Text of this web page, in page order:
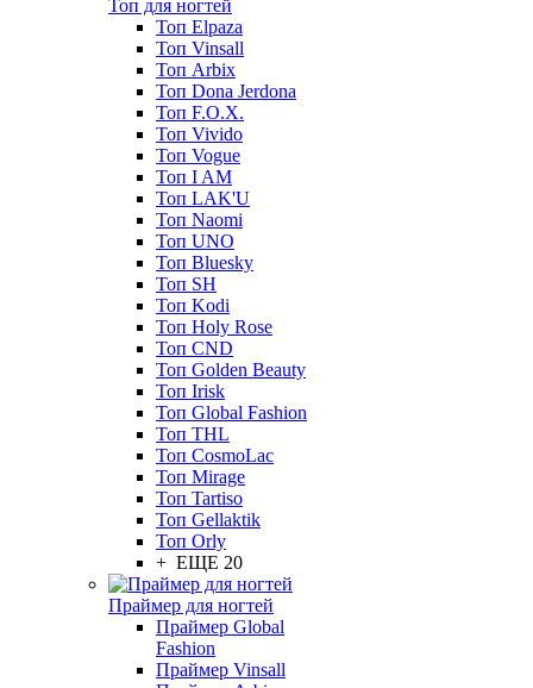
Топ для ногтей
Топ Elpaza
Топ Vinsall
Топ Arbix
Топ Dona Jerdona
Топ F.O.X.
Топ Vivido
Топ Vogue
Топ I AM
Топ LAK'U
Топ Naomi
Топ UNO
Топ Bluesky
Топ SH
Топ Kodi
Топ Holy Rose
Топ CND
Топ Golden Beauty
Топ Irisk
Топ Global Fashion
Топ THL
Топ CosmoLac
Топ Mirage
Топ Tartiso
Топ Gellaktik
Топ Orly
+ ЕЩЕ 20
Праймер для ногтей
Праймер Global
Fashion
Праймер Vinsall